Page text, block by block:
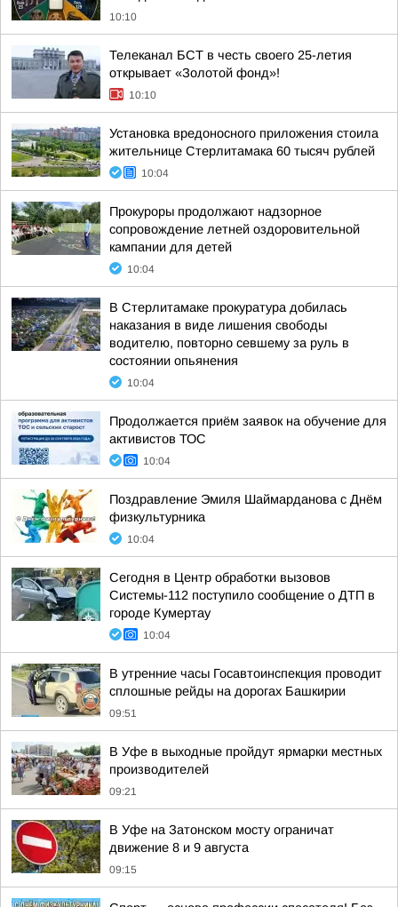
10:10
Телеканал БСТ в честь своего 25-летия
открывает «Золотой фонд»!
10:10
Установка вредоносного приложения стоила
жительнице Стерлитамака 60 тысяч рублей
10:04
Прокуроры продолжают надзорное
сопровождение летней оздоровительной
кампании для детей
10:04
В Стерлитамаке прокуратура добилась
наказания в виде лишения свободы
водителю, повторно севшему за руль в
состоянии опьянения
10:04
Продолжается приём заявок на обучение для
активистов ТОС
10:04
Поздравление Эмиля Шаймарданова с Днём
физкультурника
10:04
Сегодня в Центр обработки вызовов
Системы-112 поступило сообщение о ДТП в
городе Кумертау
10:04
В утренние часы Госавтоинспекция проводит
сплошные рейды на дорогах Башкирии
09:51
В Уфе в выходные пройдут ярмарки местных
производителей
09:21
В Уфе на Затонском мосту ограничат
движение 8 и 9 августа
09:15